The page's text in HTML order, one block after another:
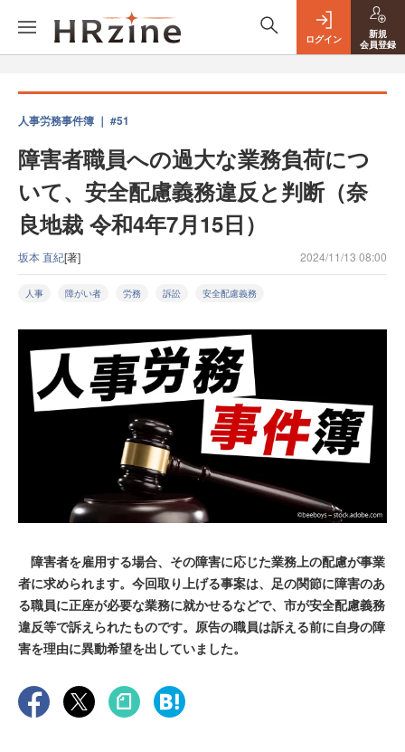
ログイン
新規
会員登録
人事労務事件簿 ｜ #51
障害者職員への過大な業務負荷につ
いて、安全配慮義務違反と判断（奈
良地裁 令和4年7月15日）
坂本 直紀[著] 2024/11/13 08:00
人事 障がい者 労務 訴訟 安全配慮義務
障害者を雇用する場合、その障害に応じた業務上の配慮が事業
者に求められます。今回取り上げる事案は、足の関節に障害のあ
る職員に正座が必要な業務に就かせるなどで、市が安全配慮義務
違反等で訴えられたものです。原告の職員は訴える前に自身の障
害を理由に異動希望を出していました。